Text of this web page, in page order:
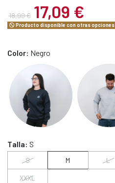
18,99 € 17,09 €
Producto disponible con otras opciones
Color: Negro
Talla: S
S M L
XXXL